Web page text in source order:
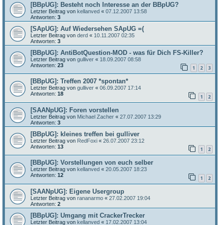
[BBpUG]: Besteht noch Interesse an der BBpUG?
Letzter Beitrag von kellanved « 07.12.2007 13:58
Antworten: 3
[SApUG]: Auf Wiedersehen SApUG =(
Letzter Beitrag von derd « 10.11.2007 02:35
Antworten: 3
[BBpUG]: AntiBotQuestion-MOD - was für Dich FS-Killer?
Letzter Beitrag von gulliver « 18.09.2007 08:58
Antworten: 23 1 2 3
[BBpUG]: Treffen 2007 *spontan*
Letzter Beitrag von gulliver « 06.09.2007 17:14
Antworten: 18 1 2
[SAANpUG]: Foren vorstellen
Letzter Beitrag von Michael Zacher « 27.07.2007 13:29
Antworten: 3
[BBpUG]: kleines treffen bei gulliver
Letzter Beitrag von RedFoxi « 26.07.2007 23:12
Antworten: 13 1 2
[BBpUG]: Vorstellungen von euch selber
Letzter Beitrag von kellanved « 20.05.2007 18:23
Antworten: 12 1 2
[SAANpUG]: Eigene Usergroup
Letzter Beitrag von rananarmo « 27.02.2007 19:04
Antworten: 2
[BBpUG]: Umgang mit CrackerTrecker
Letzter Beitrag von kellanved « 17.02.2007 13:04